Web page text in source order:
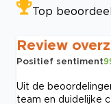
Top
Review
Positief sentiment
Uit de
team en duidelijke